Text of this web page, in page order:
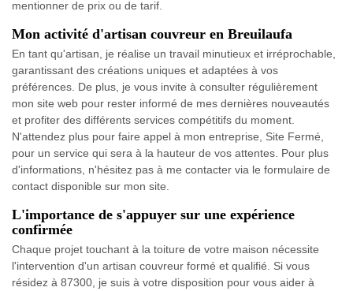
mentionner de prix ou de tarif.
Mon activité d'artisan couvreur en Breuilaufa
En tant qu'artisan, je réalise un travail minutieux et irréprochable,
garantissant des créations uniques et adaptées à vos
préférences. De plus, je vous invite à consulter régulièrement
mon site web pour rester informé de mes dernières nouveautés
et profiter des différents services compétitifs du moment.
N'attendez plus pour faire appel à mon entreprise, Site Fermé,
pour un service qui sera à la hauteur de vos attentes. Pour plus
d'informations, n'hésitez pas à me contacter via le formulaire de
contact disponible sur mon site.
L'importance de s'appuyer sur une expérience
confirmée
Chaque projet touchant à la toiture de votre maison nécessite
l'intervention d'un artisan couvreur formé et qualifié. Si vous
résidez à 87300, je suis à votre disposition pour vous aider à